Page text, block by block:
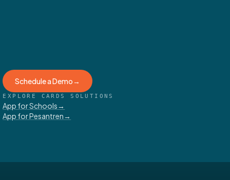
Schedule a Demo→
EXPLORE CARDS SOLUTIONS
App for Schools→
App for Pesantren→